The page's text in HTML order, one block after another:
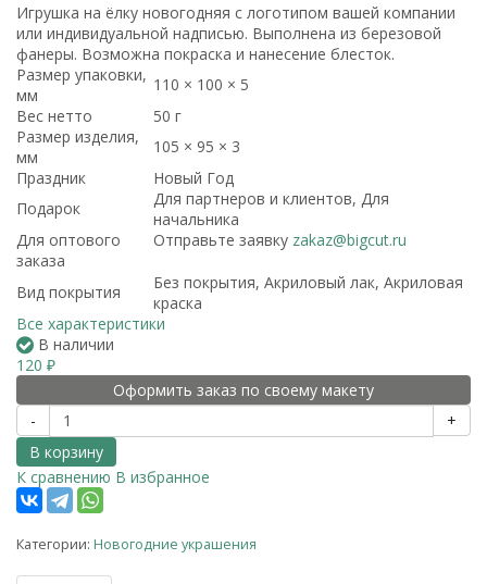
Игрушка на ёлку новогодняя с логотипом вашей компании
или индивидуальной надписью. Выполнена из березовой
фанеры. Возможна покраска и нанесение блесток.
Размер упаковки,
мм
110 × 100 × 5
Вес нетто
50 г
Размер изделия,
мм
105 × 95 × 3
Праздник
Новый Год
Подарок
Для партнеров и клиентов, Для
начальника
Для оптового
заказа
Отправьте заявку zakaz@bigcut.ru
Вид покрытия
Без покрытия, Акриловый лак, Акриловая
краска
Все характеристики
В наличии
120 ₽
Оформить заказ по своему макету
-
+
В корзину
К сравнению В избранное
Категории: Новогодние украшения